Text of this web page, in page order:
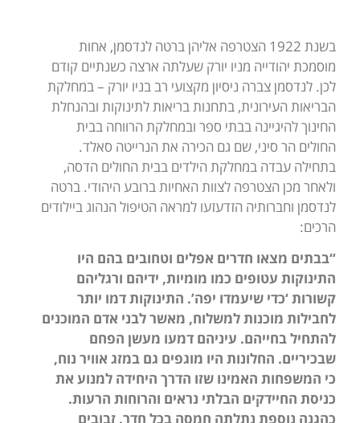
בשנת 1922 הצטרפה אליהן ברטה לנדסמן, אחות
מוסמכת יהודייה מניו יורק שעלתה ארצה כשנתיים קודם
לכן. לנדסמן צברה ניסיון מקצועי רב בניו יורק – במחלקת
הבריאות העירונית, בתחנות בריאות לתינוקות ובהנחלת
החינוך להיגיינה בבתי ספר ובמחלקת הרווחה בבית
החולים הר סיני, שם גם הכירה את הנרייטה סאלד.
בתחילה עבדה במחלקת הילדים בבית החולים הדסה,
ולאחר מכן הצטרפה לצוות האחיות ברובע היהודי. ברטה
לנדסמן וחברותיה הזדעזעו למראה הטיפול הנהוג ביילודים
הרכים:
“בבתים מצאו חדרים אפלים וטחובים בהם היו
התינוקות עטופים כמו מומיות, ידיהם ורגליהם
קשורות ‘כדי שיעמדו יפה’. התינוקות דמו יותר
לחבילות מוכנות למשלוח, מאשר לבני אדם המוכנים
להתחיל בחייהם. עיניהם דמעו מעשן הפחם
שבכיריים. החלונות היו מוגפים גם במזג אוויר נוח,
כי המשפחות האמינו שזו הדרך היחידה למנוע את
כניסת החיידקים הבלתי נראים והרוחות הרעות.
כהגנה נוספת נתלתה חמסה בכל חדר. זבובים